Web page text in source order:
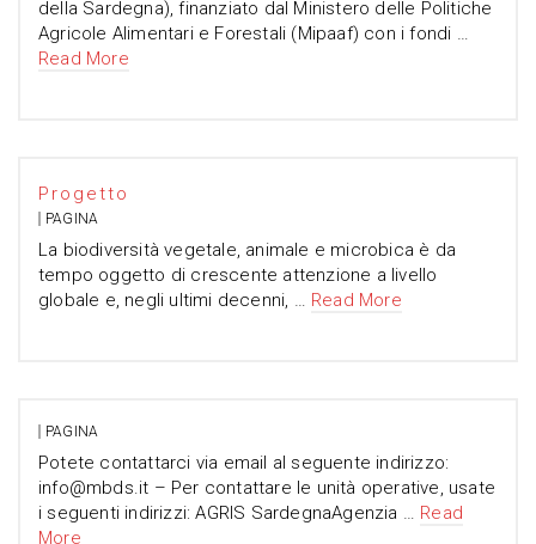
della Sardegna), finanziato dal Ministero delle Politiche
Agricole Alimentari e Forestali (Mipaaf) con i fondi …
Read More
Progetto
PAGINA
La biodiversità vegetale, animale e microbica è da
tempo oggetto di crescente attenzione a livello
globale e, negli ultimi decenni, … Read More
PAGINA
Potete contattarci via email al seguente indirizzo:
info@mbds.it – Per contattare le unità operative, usate
i seguenti indirizzi: AGRIS SardegnaAgenzia … Read
More